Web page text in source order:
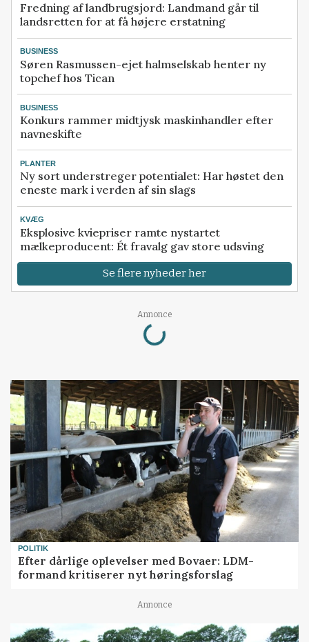
Fredning af landbrugsjord: Landmand går til
landsretten for at få højere erstatning
BUSINESS
Søren Rasmussen-ejet halmselskab henter ny
topchef hos Tican
BUSINESS
Konkurs rammer midtjysk maskinhandler efter
navneskifte
PLANTER
Ny sort understreger potentialet: Har høstet den
eneste mark i verden af sin slags
KVÆG
Eksplosive kviepriser ramte nystartet
mælkeproducent: Ét fravalg gav store udsving
Se flere nyheder her
Annonce
Loading...
POLITIK
Efter dårlige oplevelser med Bovaer: LDM-
formand kritiserer nyt høringsforslag
Annonce